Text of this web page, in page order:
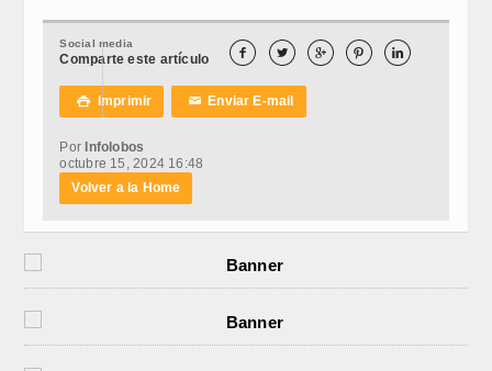
Social media
Comparte este artículo     
 Imprimir ✉Enviar E-mail
PorInfolobos
octubre 15, 2024 16:48
Volver a la Home